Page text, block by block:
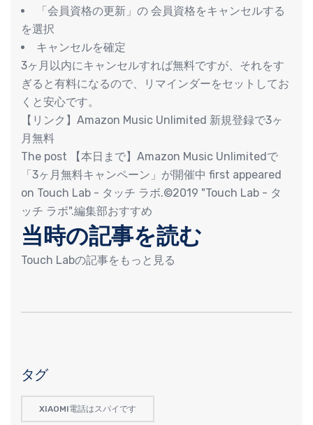
「会員資格の更新」の 会員資格をキャンセルする
を選択
キャンセルを確定
3ヶ月以内にキャンセルすれば無料ですが、それをす
ぎると有料になるので、リマインダーをセットしてお
くと安心です。
【リンク】Amazon Music Unlimited 新規登録で3ヶ
月無料
The post 【本日まで】Amazon Music Unlimitedで
「3ヶ月無料キャンペーン」が開催中 first appeared
on Touch Lab - タッチ ラボ.©2019 "Touch Lab - タ
ッチ ラボ".編集部おすすめ
当時の記事を読む
Touch Labの記事をもっと見る
タグ
XIAOMI電話はスパイです